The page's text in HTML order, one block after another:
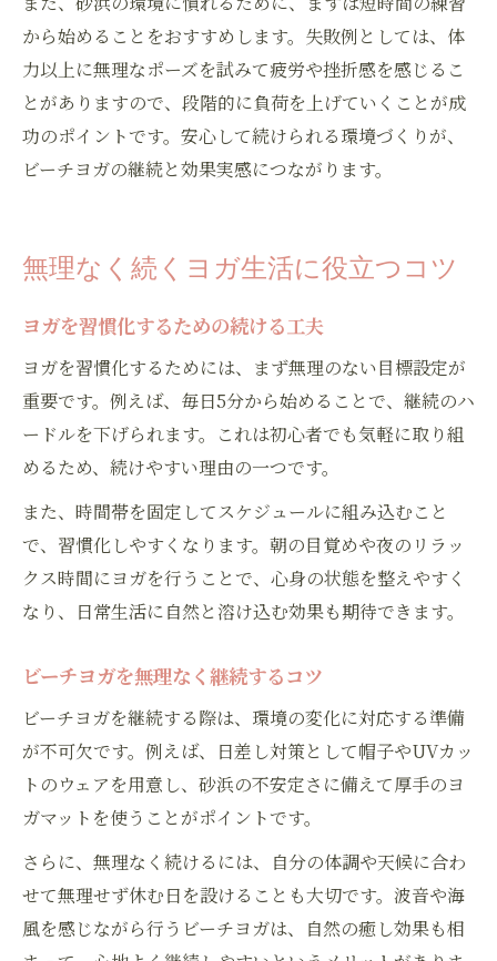
から始めることをおすすめします。失敗例としては、体
力以上に無理なポーズを試みて疲労や挫折感を感じるこ
とがありますので、段階的に負荷を上げていくことが成
功のポイントです。安心して続けられる環境づくりが、
ビーチヨガの継続と効果実感につながります。
無理なく続くヨガ生活に役立つコツ
ヨガを習慣化するための続ける工夫
ヨガを習慣化するためには、まず無理のない目標設定が
重要です。例えば、毎日5分から始めることで、継続のハ
ードルを下げられます。これは初心者でも気軽に取り組
めるため、続けやすい理由の一つです。
また、時間帯を固定してスケジュールに組み込むこと
で、習慣化しやすくなります。朝の目覚めや夜のリラッ
クス時間にヨガを行うことで、心身の状態を整えやすく
なり、日常生活に自然と溶け込む効果も期待できます。
ビーチヨガを無理なく継続するコツ
ビーチヨガを継続する際は、環境の変化に対応する準備
が不可欠です。例えば、日差し対策として帽子やUVカッ
トのウェアを用意し、砂浜の不安定さに備えて厚手のヨ
ガマットを使うことがポイントです。
さらに、無理なく続けるには、自分の体調や天候に合わ
せて無理せず休む日を設けることも大切です。波音や海
風を感じながら行うビーチヨガは、自然の癒し効果も相